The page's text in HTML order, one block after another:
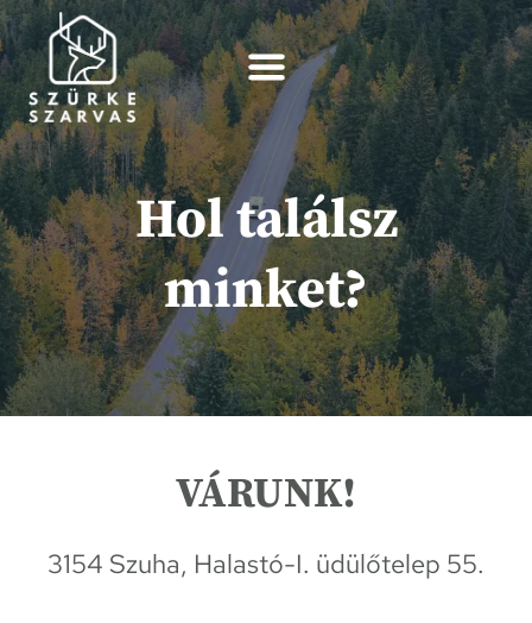
Skip
to
content
Hol találsz
minket?
VÁRUNK!
3154 Szuha, Halastó-I. üdülőtelep 55.